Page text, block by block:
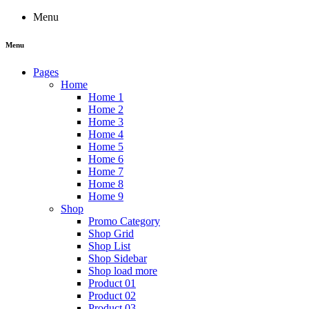
Menu
Menu
Pages
Home
Home 1
Home 2
Home 3
Home 4
Home 5
Home 6
Home 7
Home 8
Home 9
Shop
Promo Category
Shop Grid
Shop List
Shop Sidebar
Shop load more
Product 01
Product 02